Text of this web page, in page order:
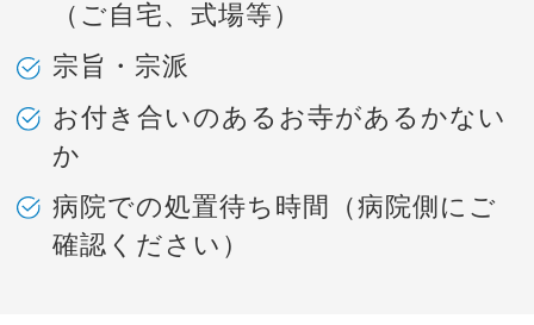
（ご自宅、式場等）
宗旨・宗派
お付き合いのあるお寺があるかない
か
病院での処置待ち時間（病院側にご
確認ください）